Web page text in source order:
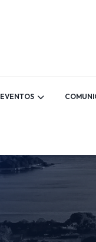
EVENTOS